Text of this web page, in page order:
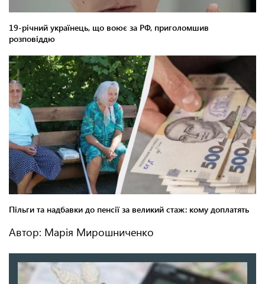
Автор: Марія Мирошниченко